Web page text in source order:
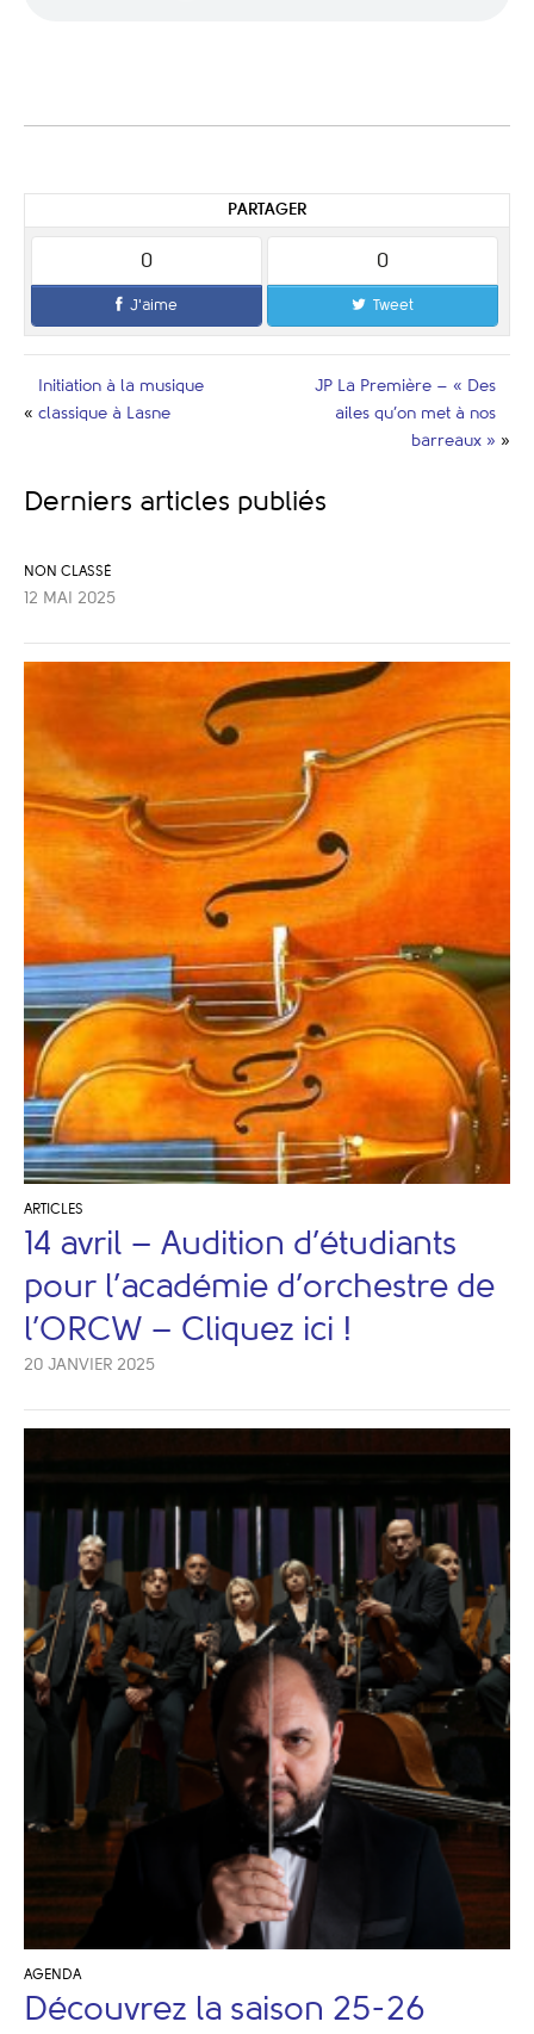
PARTAGER
0
J'aime
0
Tweet
«
Initiation à la musique
classique à Lasne
JP La Première – « Des
ailes qu’on met à nos
barreaux » »
Derniers articles publiés
NON CLASSÉ
12 MAI 2025
ARTICLES
14 avril – Audition d’étudiants
pour l’académie d’orchestre de
l’ORCW – Cliquez ici !
20 JANVIER 2025
AGENDA
Découvrez la saison 25-26